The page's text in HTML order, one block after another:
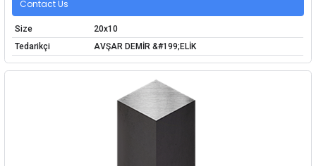
Contact Us
Size
20x10
Tedarikçi
AVŞAR DEMİR &#199;ELİK